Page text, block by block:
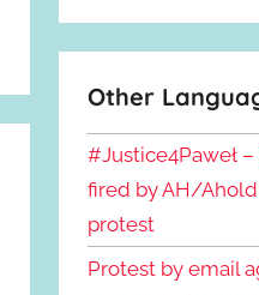
Other
#Justice4Paweł
fired by AH/
protest
Protest by email